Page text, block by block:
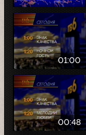
01:00
00:48